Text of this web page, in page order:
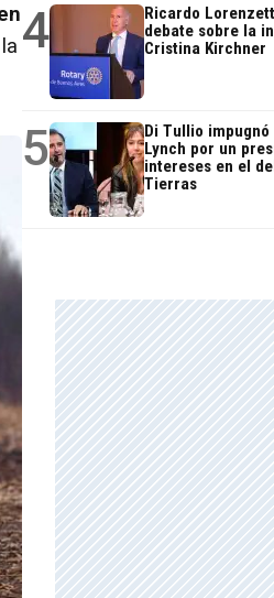
4
Ricardo
debate sobre la
Cristina Kirchner
5
Di Tullio
Lynch por un
intereses en el
Tierras